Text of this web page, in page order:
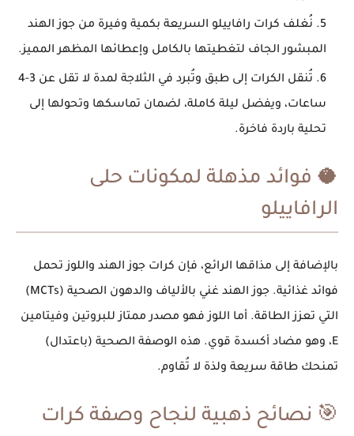
نُغلف كرات رافاييلو السريعة بكمية وفيرة من جوز الهند
المبشور الجاف لتغطيتها بالكامل وإعطائها المظهر المميز.
تُنقل الكرات إلى طبق وتُبرد في الثلاجة لمدة لا تقل عن 3-4
ساعات، ويفضل ليلة كاملة، لضمان تماسكها وتحولها إلى
تحلية باردة فاخرة.
🥥 فوائد مذهلة لمكونات حلى
الرافاييلو
بالإضافة إلى مذاقها الرائع، فإن كرات جوز الهند واللوز تحمل
فوائد غذائية. جوز الهند غني بالألياف والدهون الصحية (MCTs)
التي تعزز الطاقة. أما اللوز فهو مصدر ممتاز للبروتين وفيتامين
E، وهو مضاد أكسدة قوي. هذه الوصفة الصحية (باعتدال)
تمنحك طاقة سريعة ولذة لا تُقاوم.
🎯 نصائح ذهبية لنجاح وصفة كرات